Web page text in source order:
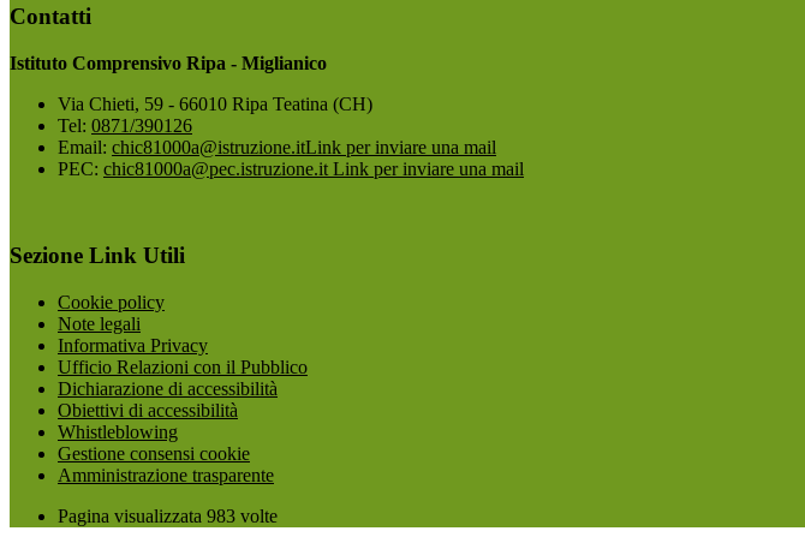
Contatti
Istituto Comprensivo Ripa - Miglianico
Via Chieti, 59 - 66010 Ripa Teatina (CH)
Tel: 0871/390126
Email: chic81000a@istruzione.itLink per inviare una mail
PEC: chic81000a@pec.istruzione.it Link per inviare una mail
Sezione Link Utili
Cookie policy
Note legali
Informativa Privacy
Ufficio Relazioni con il Pubblico
Dichiarazione di accessibilità
Obiettivi di accessibilità
Whistleblowing
Gestione consensi cookie
Amministrazione trasparente
Pagina visualizzata 983 volte